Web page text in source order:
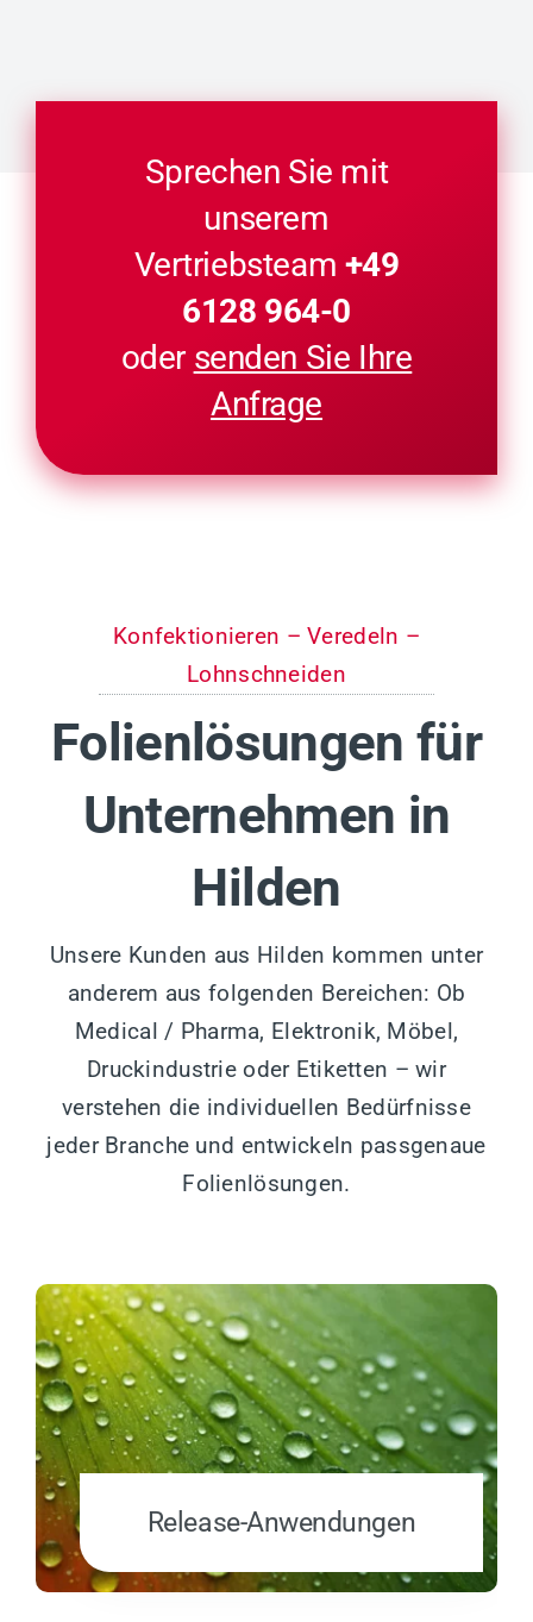
Sprechen Sie mit
unserem
Vertriebsteam +49
6128 964-0
oder senden Sie Ihre
Anfrage
Konfektionieren – Veredeln –
Lohnschneiden
Folienlösungen für
Unternehmen in
Hilden
Unsere Kunden aus Hilden kommen unter
anderem aus folgenden Bereichen: Ob
Medical / Pharma, Elektronik, Möbel,
Druckindustrie oder Etiketten – wir
verstehen die individuellen Bedürfnisse
jeder Branche und entwickeln passgenaue
Folienlösungen.
Release-Anwendungen